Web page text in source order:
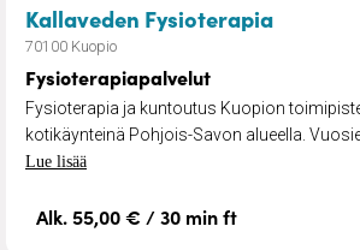
Kallaveden Fysioterapia–
70100 Kuopio
Fysioterapiapalvelut
Fysioterapia ja kuntoutus Kuopion
kotikäynteinä Pohjois-Savon alueella.
Lue lisää
Alk. 55,00 € / 30 min ft